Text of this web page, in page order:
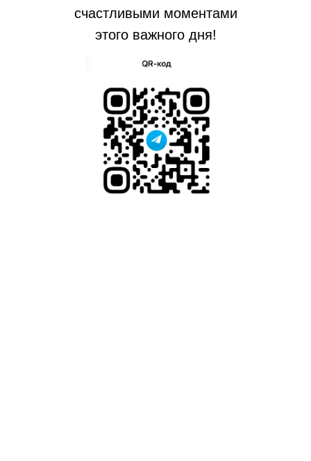
счастливыми моментами
этого важного дня!